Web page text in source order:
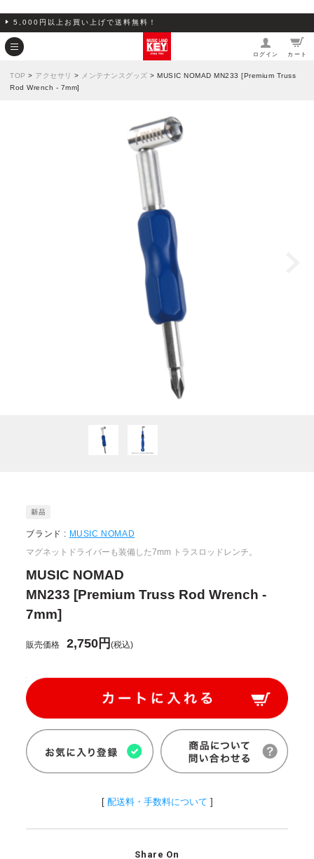
5,000円以上お買い上げで送料無料！
ログイン カート
TOP > アクセサリ > メンテナンスグッズ > MUSIC NOMAD MN233 [Premium Truss
Rod Wrench - 7mm]
ブランド : MUSIC NOMAD
マグネットドライバーも装備した7mm トラスロッドレンチ。
MUSIC NOMAD
MN233 [Premium Truss Rod Wrench -
7mm]
販売価格 2,750円(税込)
[ 配送料・手数料について ]
Share On